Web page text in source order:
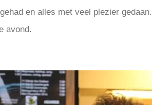
en alles met veel plezier gedaan.
avond.